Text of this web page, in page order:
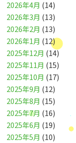
2026年4月 (14)
2026年3月 (13)
2026年2月 (13)
2026年1月 (12)
2025年12月 (14)
2025年11月 (15)
2025年10月 (17)
2025年9月 (12)
2025年8月 (15)
2025年7月 (16)
2025年6月 (19)
2025年5月 (10)